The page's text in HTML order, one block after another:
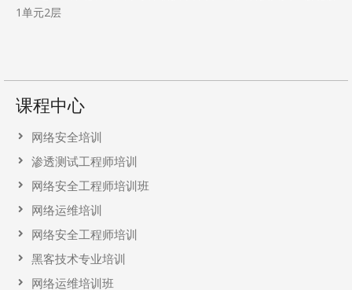
1单元2层
课程中心
网络安全培训
渗透测试工程师培训
网络安全工程师培训班
网络运维培训
网络安全工程师培训
黑客技术专业培训
网络运维培训班